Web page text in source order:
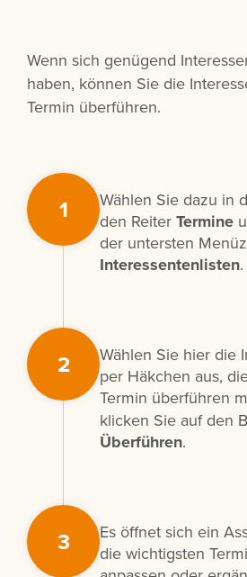
Wenn sich genügend
haben, können Sie die
Termin überführen.
1 Wählen Sie dazu in
den ReiterTermine
der untersten
Interessentenlisten.
2
Wählen Sie hier die
per Häkchen aus,
Termin überführen
klicken Sie auf den
Überführen.
3
Es öffnet sich ein
die wichtigsten